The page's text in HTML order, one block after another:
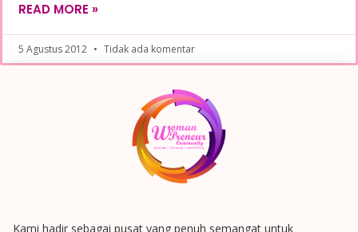
READ MORE »
5 Agustus 2012 Tidak ada komentar
Kami hadir sebagai pusat yang penuh semangat untuk